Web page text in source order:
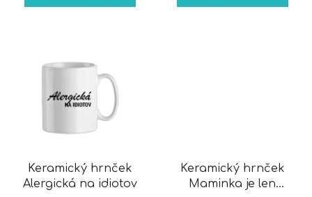
Keramický hrnček
Alergická na idiotov
Keramický hrnček
Maminka je len